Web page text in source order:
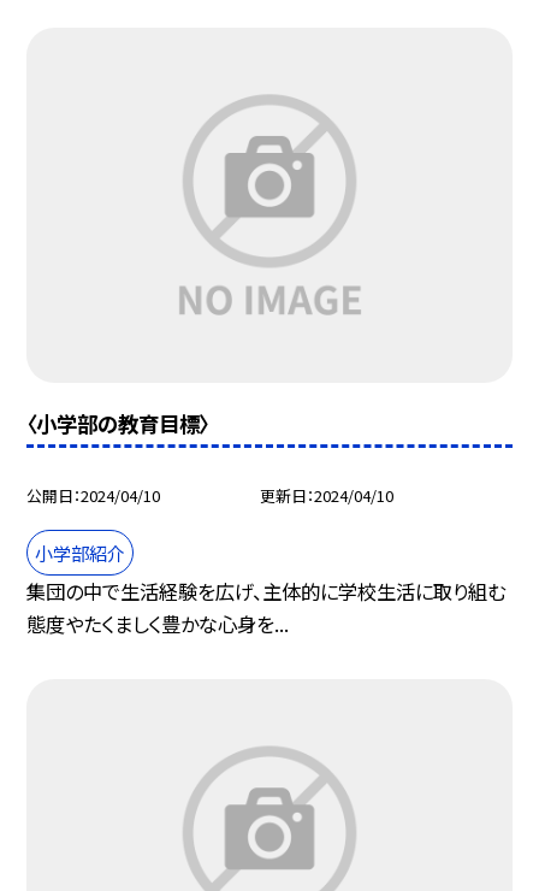
〈小学部の教育目標〉
公開日 2024/04/10 更新日 2024/04/10
小学部紹介
集団の中で生活経験を広げ、主体的に学校生活に取り組む
態度やたくましく豊かな心身を...